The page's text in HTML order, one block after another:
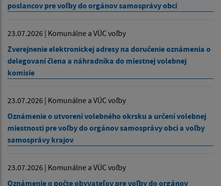
poslancov pre voľby do orgánov samosprávy obcí
23.07.2026 | Komunálne a VÚC voľby
Zverejnenie elektronickej adresy na doručenie oznámenia o
delegovaní člena a náhradníka do miestnej volebnej
komisie
23.07.2026 | Komunálne a VÚC voľby
Oznámenie o utvorení volebného okrsku a určení volebnej
miestnosti pre voľby do orgánov samosprávy obci a voľby
samosprávy krajov
23.07.2026 | Komunálne a VÚC voľby
Oznámenie o počte obyvateľov pre voľby do orgánov